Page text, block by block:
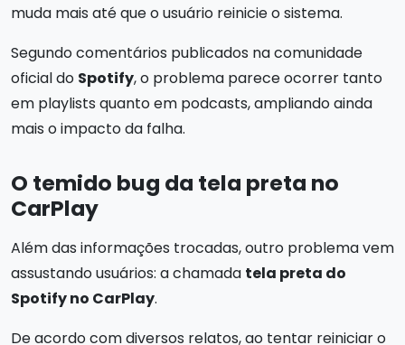
muda mais até que o usuário reinicie o sistema.
Segundo comentários publicados na comunidade
oficial do Spotify, o problema parece ocorrer tanto
em playlists quanto em podcasts, ampliando ainda
mais o impacto da falha.
O temido bug da tela preta no
CarPlay
Além das informações trocadas, outro problema vem
assustando usuários: a chamada tela preta do
Spotify no CarPlay.
De acordo com diversos relatos, ao tentar reiniciar o